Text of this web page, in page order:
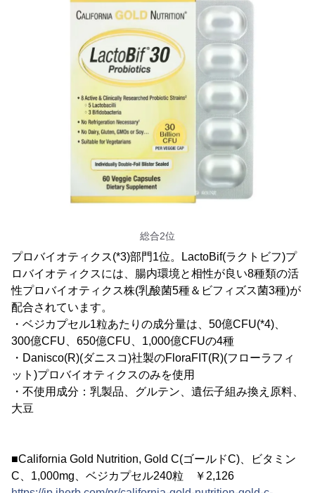
総合2位
プロバイオティクス(*3)部門1位。LactoBif(ラクトビフ)プ
ロバイオティクスには、腸内環境と相性が良い8種類の活
性プロバイオティクス株(乳酸菌5種＆ビフィズス菌3種)が
配合されています。
・ベジカプセル1粒あたりの成分量は、50億CFU(*4)、
300億CFU、650億CFU、1,000億CFUの4種
・Danisco(R)(ダニスコ)社製のFloraFIT(R)(フローラフィ
ット)プロバイオティクスのみを使用
・不使用成分：乳製品、グルテン、遺伝子組み換え原料、
大豆
■California Gold Nutrition, Gold C(ゴールドC)、ビタミン
C、1,000mg、ベジカプセル240粒 ￥2,126